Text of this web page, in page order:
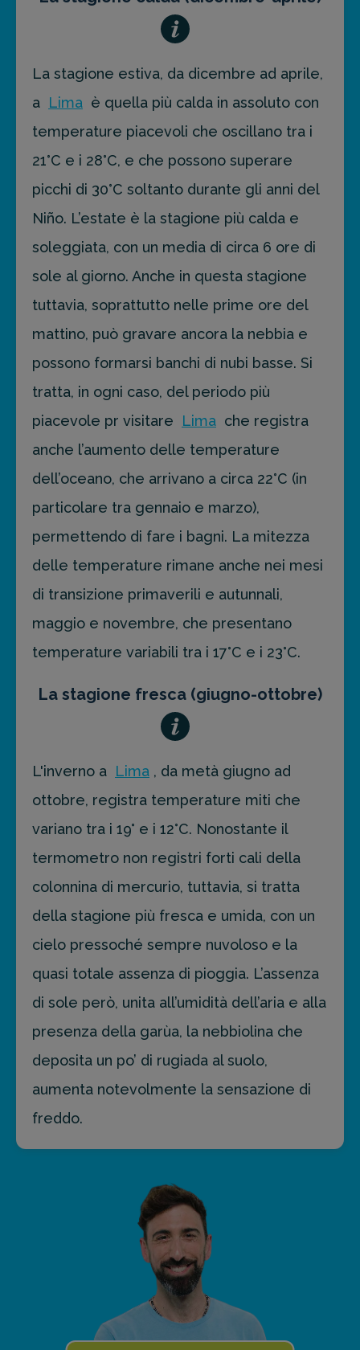
La stagione estiva, da dicembre ad aprile,
a Lima è quella più calda in assoluto con
temperature piacevoli che oscillano tra i
21°C e i 28°C, e che possono superare
picchi di 30°C soltanto durante gli anni del
Niño. L’estate è la stagione più calda e
soleggiata, con un media di circa 6 ore di
sole al giorno. Anche in questa stagione
tuttavia, soprattutto nelle prime ore del
mattino, può gravare ancora la nebbia e
possono formarsi banchi di nubi basse. Si
tratta, in ogni caso, del periodo più
piacevole pr visitare
Lima che registra
anche l’aumento delle temperature
dell’oceano, che arrivano a circa 22°C (in
particolare tra gennaio e marzo),
permettendo di fare i bagni. La mitezza
delle temperature rimane anche nei mesi
di transizione primaverili e autunnali,
maggio e novembre, che presentano
temperature variabili tra i 17°C e i 23°C.
La stagione fresca (giugno-ottobre)
L'inverno a Lima , da metà giugno ad
ottobre, registra temperature miti che
variano tra i 19° e i 12°C. Nonostante il
termometro non registri forti cali della
colonnina di mercurio, tuttavia, si tratta
della stagione più fresca e umida, con un
cielo pressoché sempre nuvoloso e la
quasi totale assenza di pioggia. L’assenza
di sole però, unita all’umidità dell’aria e alla
presenza della garùa, la nebbiolina che
deposita un po’ di rugiada al suolo,
aumenta notevolmente la sensazione di
freddo.